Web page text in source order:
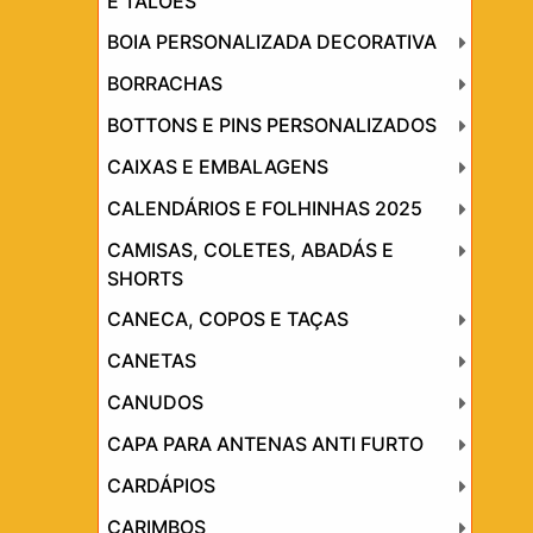
BOIA PERSONALIZADA DECORATIVA
BORRACHAS
BOTTONS E PINS PERSONALIZADOS
CAIXAS E EMBALAGENS
CALENDÁRIOS E FOLHINHAS 2025
CAMISAS, COLETES, ABADÁS E
SHORTS
CANECA, COPOS E TAÇAS
CANETAS
CANUDOS
CAPA PARA ANTENAS ANTI FURTO
CARDÁPIOS
CARIMBOS